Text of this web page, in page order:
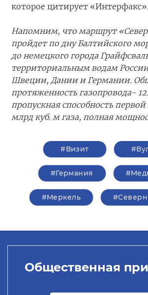
которое цитирует «Интерфакс».
Напомним, что маршрут
пройдет по дну Балтийского
до немецкого города
территориальным водам
Швеции, Дании и Германии.
протяженность газопровода-
пропускная способность
млрд куб. м газа, полная
#Визит
#Германия
#Меркель
Общественная